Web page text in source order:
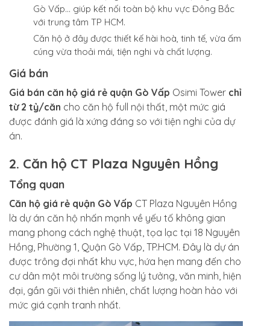
Gò Vấp… giúp kết nối toàn bộ khu vực Đông Bắc
với trung tâm TP HCM.
Căn hộ ở đây được thiết kế hài hoà, tinh tế, vừa ấm
cúng vừa thoải mái, tiện nghi và chất lượng.
Giá bán
Giá bán căn hộ giá rẻ quận Gò Vấp Osimi Tower chỉ
từ 2 tỷ/căn cho căn hộ full nội thất, một mức giá
được đánh giá là xứng đáng so với tiện nghi của dự
án.
2. Căn hộ CT Plaza Nguyên Hồng
Tổng quan
Căn hộ giá rẻ quận Gò Vấp CT Plaza Nguyên Hồng
là dự án căn hộ nhấn mạnh về yếu tố không gian
mang phong cách nghệ thuật, tọa lạc tại 18 Nguyên
Hồng, Phường 1, Quận Gò Vấp, TP.HCM. Đây là dự án
được trông đợi nhất khu vực, hứa hẹn mang đến cho
cư dân một môi trường sống lý tưởng, văn minh, hiện
đại, gần gũi với thiên nhiên, chất lượng hoàn hảo với
mức giá cạnh tranh nhất.